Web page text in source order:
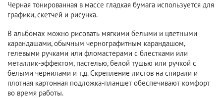
Черная тонированная в массе гладкая бумага используется для
графики, скетчей и рисунка.
В альбомах можно рисовать мягкими белыми и цветными
карандашами, обычным чернографитным карандашом,
гелевыми ручками или фломастерами с блестками или
металлик-эффектом, пастелью, белой тушью или ручкой с
белыми чернилами и т.д. Скрепление листов на спирали и
плотная картонная подложка-планшет обеспечивают комфорт
во время работы.